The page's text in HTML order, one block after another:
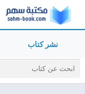
نشر كتاب